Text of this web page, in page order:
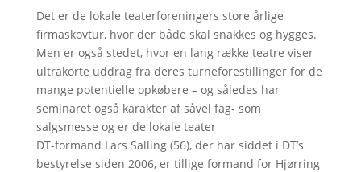
Det er de lokale teaterforeningers store årlige
firmaskovtur, hvor der både skal snakkes og hygges.
Men er også stedet, hvor en lang række teatre viser
ultrakorte uddrag fra deres turneforestillinger for de
mange potentielle opkøbere – og således har
seminaret også karakter af såvel fag- som
salgsmesse og er de lokale teater
DT-formand Lars Salling (56), der har siddet i DT’s
bestyrelse siden 2006, er tillige formand for Hjørring